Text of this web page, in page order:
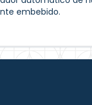
embebido.